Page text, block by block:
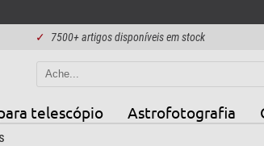
✓ 7500+ artigos disponíveis em stock
telescópio Astrofotografia